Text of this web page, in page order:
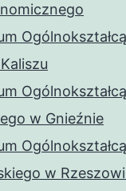
w Gnieźnie
w